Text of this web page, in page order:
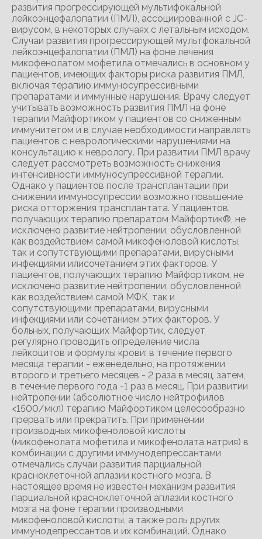
развития прогрессирующей мультифокальной
лейкоэнцефалопатии (ПМЛ), ассоциированной с JC-
вирусом, в некоторых случаях с летальным исходом.
Случаи развития прогрессирующей мультфокальной
лейкоэнцефалопатии (ПМЛ) на фоне лечения
микофенолатом мофетила отмечались в основном у
пациентов, имеющих факторы риска развития ПМЛ,
включая терапию иммуносупрессивными
препаратами и иммунные нарушения. Врачу следует
учитывать возможность развития ПМЛ на фоне
терапии Майфортиком у пациентов со сниженным
иммунитетом и в случае необходимости направлять
пациентов с неврологическими нарушениями на
консультацию к неврологу. При развитии ПМЛ врачу
следует рассмотреть возможность снижения
интенсивности иммуносупрессивной терапии.
Однако у пациентов после трансплантации при
снижении иммуносупрессии возможно повышение
риска отторжения трансплантата. У пациентов,
получающих терапию препаратом Майфортик®, не
исключено развитие нейтропении, обусловленной
как воздействием самой микофеноловой кислоты,
так и сопутствующими препаратами, вирусными
инфекциями илисочетанием этих факторов. У
пациентов, получающих терапию Майфортиком, не
исключено развитие нейтропении, обусловленной
как воздействием самой МФК, так и
сопутствующими препаратами, вирусными
инфекциями или сочетанием этих факторов. У
больных, получающих Майфортик, следует
регулярно проводить определение числа
лейкоцитов и формулы крови: в течение первого
месяца терапии - еженедельно, на протяжении
второго и третьего месяцев - 2 раза в месяц, затем,
в течение первого года -1 раз в месяц. При развитии
нейтропении (абсолютное число нейтрофилов
<1500/мкл) терапию Майфортиком целесообразно
прервать или прекратить. При применении
производных микофеноловой кислоты
(микофенолата мофетила и микофенолата натрия) в
комбинации с другими иммунодепрессантами
отмечались случаи развития парциальной
красноклеточной аплазии костного мозга. В
настоящее время не известен механизм развития
парциальной красноклеточной аплазии костного
мозга на фоне терапии производными
микофеноловой кислоты, а также роль других
иммунодепрессантов и их комбинаций. Однако